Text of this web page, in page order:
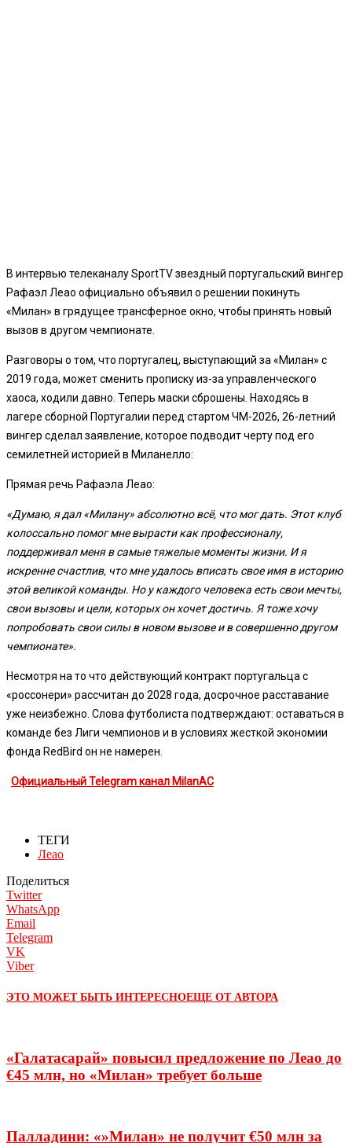
В интервью телеканалу SportTV звездный португальский вингер
Рафаэл Леао официально объявил о решении покинуть
«Милан» в грядущее трансферное окно, чтобы принять новый
вызов в другом чемпионате.
Разговоры о том, что португалец, выступающий за «Милан» с
2019 года, может сменить прописку из-за управленческого
хаоса, ходили давно. Теперь маски сброшены. Находясь в
лагере сборной Португалии перед стартом ЧМ-2026, 26-летний
вингер сделал заявление, которое подводит черту под его
семилетней историей в Миланелло:
Прямая речь Рафаэла Леао:
«Думаю, я дал «Милану» абсолютно всё, что мог дать. Этот клуб
колоссально помог мне вырасти как профессионалу,
поддерживал меня в самые тяжелые моменты жизни. И я
искренне счастлив, что мне удалось вписать свое имя в историю
этой великой команды. Но у каждого человека есть свои мечты,
свои вызовы и цели, которых он хочет достичь. Я тоже хочу
попробовать свои силы в новом вызове и в совершенно другом
чемпионате».
Несмотря на то что действующий контракт португальца с
«россонери» рассчитан до 2028 года, досрочное расставание
уже неизбежно. Слова футболиста подтверждают: оставаться в
команде без Лиги чемпионов и в условиях жесткой экономии
фонда RedBird он не намерен.
Официальный Telegram канал MilanAC
ТЕГИ
Леао
Поделиться
Twitter
WhatsApp
Email
Telegram
VK
Viber
ЭТО МОЖЕТ БЫТЬ ИНТЕРЕСНОЕЩЕ ОТ АВТОРА
«Галатасарай» повысил предложение по Леао до
€45 млн, но «Милан» требует больше
Палладини: «»Милан» не получит €50 млн за